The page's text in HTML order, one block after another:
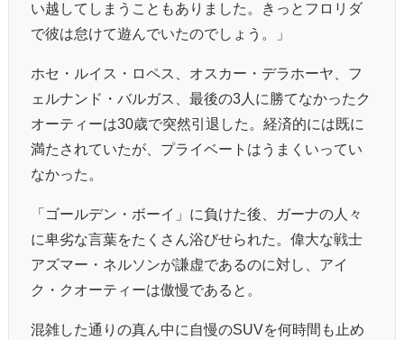
い越してしまうこともありました。きっとフロリダ
で彼は怠けて遊んでいたのでしょう。」
ホセ・ルイス・ロペス、オスカー・デラホーヤ、フ
ェルナンド・バルガス、最後の3人に勝てなかったク
オーティーは30歳で突然引退した。経済的には既に
満たされていたが、プライベートはうまくいってい
なかった。
「ゴールデン・ボーイ」に負けた後、ガーナの人々
に卑劣な言葉をたくさん浴びせられた。偉大な戦士
アズマー・ネルソンが謙虚であるのに対し、アイ
ク・クオーティーは傲慢であると。
混雑した通りの真ん中に自慢のSUVを何時間も止め